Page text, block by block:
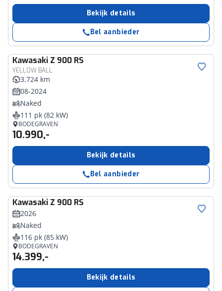
Bekijk details
Bel aanbieder
Kawasaki Z 900 RS
YELLOW BALL
3.724 km
08-2024
Naked
111 pk (82 kW)
BODEGRAVEN
10.990,-
Bekijk details
Bel aanbieder
Kawasaki Z 900 RS
2026
Naked
116 pk (85 kW)
BODEGRAVEN
14.399,-
Bekijk details